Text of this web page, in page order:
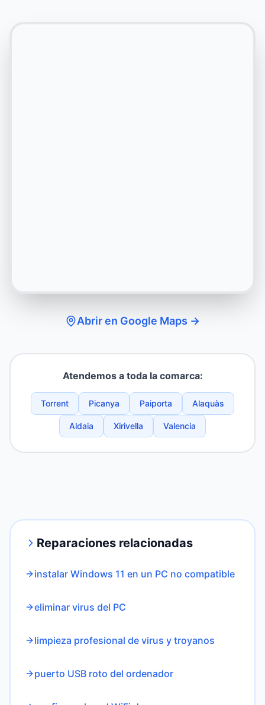
Abrir en Google Maps →
Atendemos a toda la comarca:
Torrent Picanya Paiporta Alaquàs
Aldaia Xirivella Valencia
Reparaciones relacionadas
instalar Windows 11 en un PC no compatible
eliminar virus del PC
limpieza profesional de virus y troyanos
puerto USB roto del ordenador